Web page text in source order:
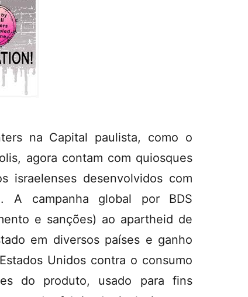
na Capital paulista, como o
agora contam com quiosques
israelenses desenvolvidos com
A campanha global por BDS
e sanções) ao apartheid de
em diversos países e ganho
Unidos contra o consumo
do produto, usado para fins